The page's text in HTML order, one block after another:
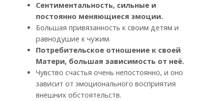
Сентиментальность, сильные и
постоянно меняющиеся эмоции.
Большая привязанность к своим детям и
равнодушие к чужим.
Потребительское отношение к своей
Матери, большая зависимость от неё.
Чувство счастья очень непостоянно, и оно
зависит от эмоционального восприятия
внешних обстоятельств.